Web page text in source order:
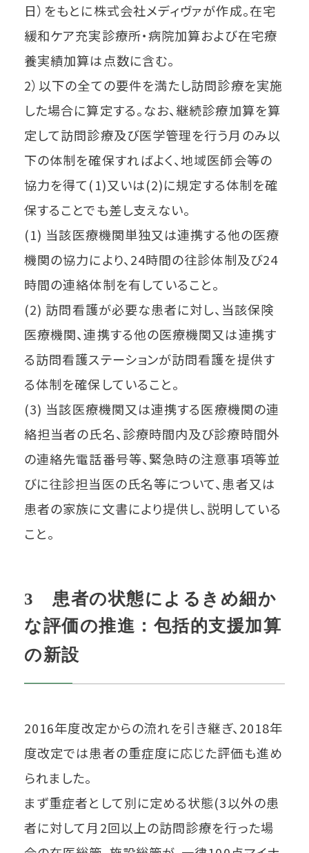
日）をもとに株式会社メディヴァが作成。在宅
緩和ケア充実診療所・病院加算および在宅療
養実績加算は点数に含む。
2）以下の全ての要件を満たし訪問診療を実施
した場合に算定する。なお、継続診療加算を算
定して訪問診療及び医学管理を行う月のみ以
下の体制を確保すればよく、地域医師会等の
協力を得て(1)又いは(2)に規定する体制を確
保することでも差し支えない。
(1) 当該医療機関単独又は連携する他の医療
機関の協力により、24時間の往診体制及び24
時間の連絡体制を有していること。
(2) 訪問看護が必要な患者に対し、当該保険
医療機関、連携する他の医療機関又は連携す
る訪問看護ステーションが訪問看護を提供す
る体制を確保していること。
(3) 当該医療機関又は連携する医療機関の連
絡担当者の氏名、診療時間内及び診療時間外
の連絡先電話番号等、緊急時の注意事項等並
びに往診担当医の氏名等について、患者又は
患者の家族に文書により提供し、説明している
こと。
3 患者の状態によるきめ細か
な評価の推進：包括的支援加算
の新設
2016年度改定からの流れを引き継ぎ、2018年
度改定では患者の重症度に応じた評価も進め
られました。
まず重症者として別に定める状態(3以外の患
者に対して月2回以上の訪問診療を行った場